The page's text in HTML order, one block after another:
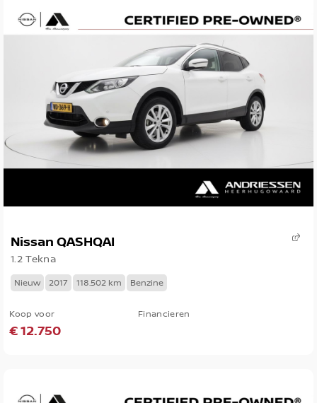
Nissan QASHQAI
1.2 Tekna
Nieuw 2017 118.502 km Benzine
Koop voor
€ 12.750
Financieren